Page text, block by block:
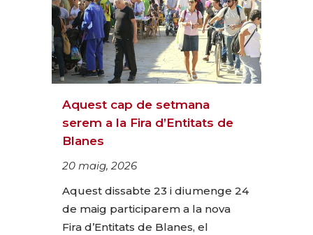
Aquest cap de setmana
serem a la Fira d’Entitats de
Blanes
20 maig, 2026
Aquest dissabte 23 i diumenge 24
de maig participarem a la nova
Fira d’Entitats de Blanes, el